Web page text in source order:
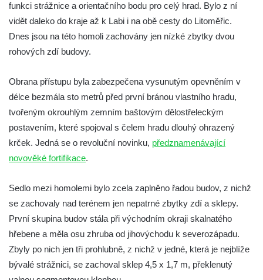
funkci strážnice a orientačního bodu pro celý hrad. Bylo z ní
vidět daleko do kraje až k Labi i na obě cesty do Litoměřic.
Dnes jsou na této homoli zachovány jen nízké zbytky dvou
rohových zdí budovy.
Obrana přístupu byla zabezpečena vysunutým opevněním v
délce bezmála sto metrů před první bránou vlastního hradu,
tvořeným okrouhlým zemním baštovým dělostřeleckým
postavením, které spojoval s čelem hradu dlouhý ohrazený
krček. Jedná se o revoluční novinku, předznamenávající
novověké fortifikace.
Sedlo mezi homolemi bylo zcela zaplněno řadou budov, z nichž
se zachovaly nad terénem jen nepatrné zbytky zdí a sklepy.
První skupina budov stála při východním okraji skalnatého
hřebene a měla osu zhruba od jihovýchodu k severozápadu.
Zbyly po nich jen tři prohlubně, z nichž v jedné, která je nejblíže
bývalé strážnici, se zachoval sklep 4,5 x 1,7 m, překlenutý